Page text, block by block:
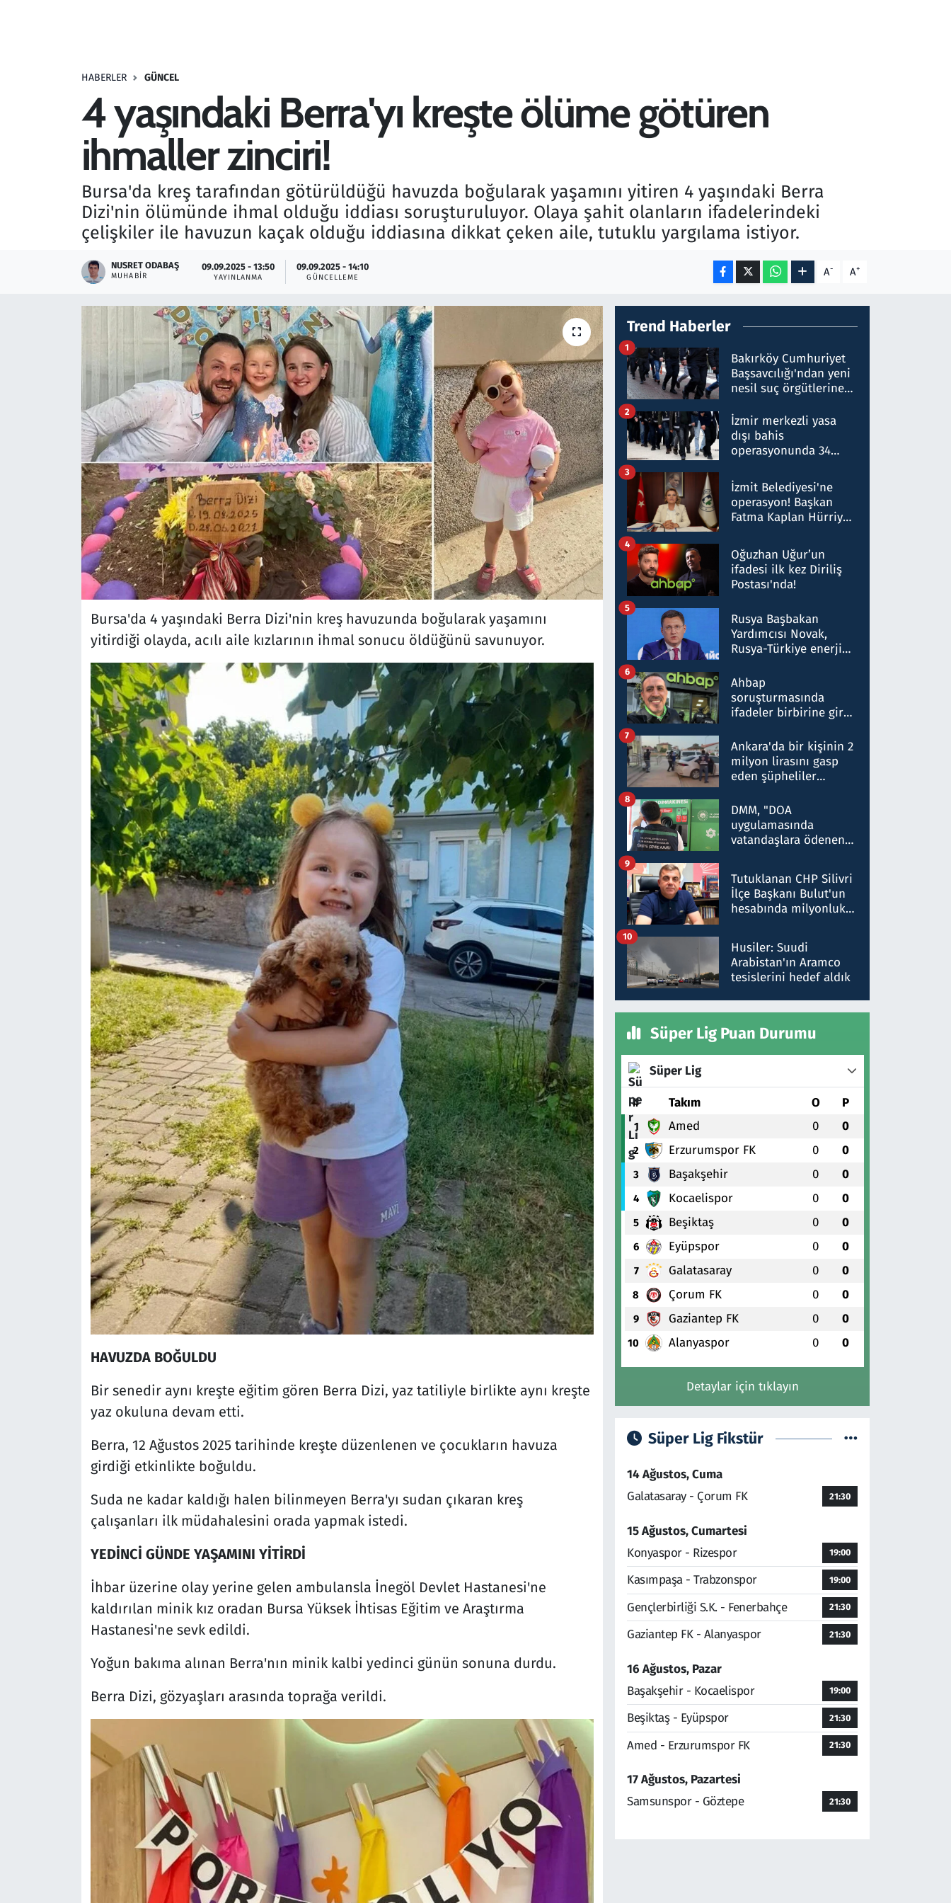
HABERLER GÜNCEL
4 yaşındaki Berra'yı kreşte ölüme götüren
ihmaller zinciri!
Bursa'da kreş tarafından götürüldüğü havuzda boğularak yaşamını yitiren 4 yaşındaki Berra
Dizi'nin ölümünde ihmal olduğu iddiası soruşturuluyor. Olaya şahit olanların ifadelerindeki
çelişkiler ile havuzun kaçak olduğu iddiasına dikkat çeken aile, tutuklu yargılama istiyor.
NUSRET ODABAŞ
MUHABIR
09.09.2025 - 13:50
YAYINLANMA
09.09.2025 - 14:10
GÜNCELLEME A- A+
Bursa'da 4 yaşındaki Berra Dizi'nin kreş havuzunda boğularak yaşamını
yitirdiği olayda, acılı aile kızlarının ihmal sonucu öldüğünü savunuyor.
HAVUZDA BOĞULDU
Bir senedir aynı kreşte eğitim gören Berra Dizi, yaz tatiliyle birlikte aynı kreşte
yaz okuluna devam etti.
Berra, 12 Ağustos 2025 tarihinde kreşte düzenlenen ve çocukların havuza
girdiği etkinlikte boğuldu.
Suda ne kadar kaldığı halen bilinmeyen Berra'yı sudan çıkaran kreş
çalışanları ilk müdahalesini orada yapmak istedi.
YEDİNCİ GÜNDE YAŞAMINI YİTİRDİ
İhbar üzerine olay yerine gelen ambulansla İnegöl Devlet Hastanesi'ne
kaldırılan minik kız oradan Bursa Yüksek İhtisas Eğitim ve Araştırma
Hastanesi'ne sevk edildi.
Yoğun bakıma alınan Berra'nın minik kalbi yedinci günün sonuna durdu.
Berra Dizi, gözyaşları arasında toprağa verildi.
Trend Haberler
Bakırköy Cumhuriyet
Başsavcılığı'ndan yeni
nesil suç örgütlerine
hakkında gözaltı kararı
1
İzmir merkezli yasa
dışı bahis
operasyonunda 34
Milyar liralık para
trafiği tespit edildi
2
İzmit Belediyesi'ne
operasyon! Başkan
Fatma Kaplan Hürriyet
3
Oğuzhan Uğur’un
ifadesi ilk kez Diriliş
Postası'nda!
4
Rusya Başbakan
Yardımcısı Novak,
Rusya-Türkiye enerji
nitelikte olduğunu
belirtti
5
Ahbap
soruşturmasında
ifadeler birbirine girdi:
ifadelerinden ortaya
çıkan tablo şok etti
6
Ankara'da bir kişinin 2
milyon lirasını gasp
eden şüpheliler
7
DMM, "DOA
uygulamasında
vatandaşlara ödenen
düşürüldüğü" iddiasını
yalanladı
8
Tutuklanan CHP Silivri
İlçe Başkanı Bulut'un
hesabında milyonluk
talimat verdi, ben
gönderdim
9
Husiler: Suudi
Arabistan'ın Aramco
tesislerini hedef aldık
10
Süper Lig Puan Durumu
Süper Lig
# Takım O P
1 Amed 0 0
2 Erzurumspor FK 0 0
3 Başakşehir 0 0
4 Kocaelispor 0 0
5 Beşiktaş 0 0
6 Eyüpspor 0 0
7 Galatasaray 0 0
8 Çorum FK 0 0
9 Gaziantep FK 0 0
10 Alanyaspor 0 0
Detaylar için tıklayın
Süper Lig Fikstür
14 Ağustos, Cuma
Galatasaray - Çorum FK
21:30
15 Ağustos, Cumartesi
Konyaspor - Rizespor
19:00
Kasımpaşa - Trabzonspor 19:00
Gençlerbirliği S.K. - Fenerbahçe 21:30
Gaziantep FK - Alanyaspor 21:30
16 Ağustos, Pazar
Başakşehir - Kocaelispor
19:00
Beşiktaş - Eyüpspor 21:30
Amed - Erzurumspor FK 21:30
17 Ağustos, Pazartesi
Samsunspor - Göztepe
21:30
Savunma Sanayi
Televizyon